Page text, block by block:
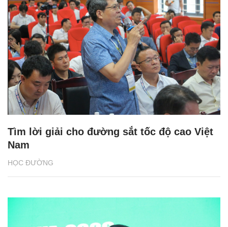
HỌC ĐƯỜNG
Tìm lời giải cho đường sắt tốc độ cao Việt
Nam